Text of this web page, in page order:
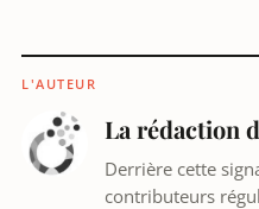
L'AUTEUR
La rédaction
Derrière cette
contributeurs